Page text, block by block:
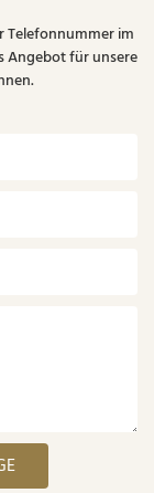
Telefonnummer im
Angebot für unsere